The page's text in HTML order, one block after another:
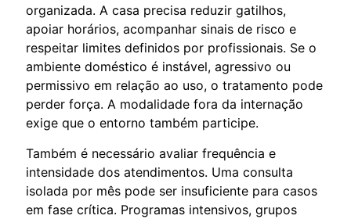
organizada. A casa precisa reduzir gatilhos,
apoiar horários, acompanhar sinais de risco e
respeitar limites definidos por profissionais. Se o
ambiente doméstico é instável, agressivo ou
permissivo em relação ao uso, o tratamento pode
perder força. A modalidade fora da internação
exige que o entorno também participe.
Também é necessário avaliar frequência e
intensidade dos atendimentos. Uma consulta
isolada por mês pode ser insuficiente para casos
em fase crítica. Programas intensivos, grupos